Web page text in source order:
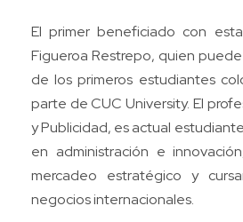
El primer beneficiado con
Figueroa Restrepo, quien
de los primeros estudiantes
parte de CUC University. El
y Publicidad, es actual
en administración e
mercadeo estratégico y
negocios internacionales.